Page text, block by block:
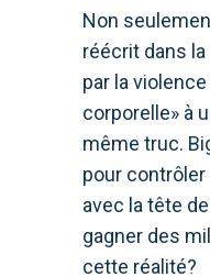
Non
réécrit dans
par la
corporelle» à
même truc.
pour
avec la tête
gagner des
cette réalité?